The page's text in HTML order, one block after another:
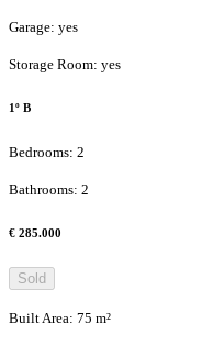
Garage: yes
Storage Room: yes
1º B
Bedrooms: 2
Bathrooms: 2
€ 285.000
Sold
Built Area: 75 m²